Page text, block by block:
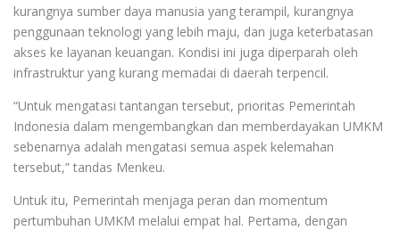
kurangnya sumber daya manusia yang terampil, kurangnya
penggunaan teknologi yang lebih maju, dan juga keterbatasan
akses ke layanan keuangan. Kondisi ini juga diperparah oleh
infrastruktur yang kurang memadai di daerah terpencil.
“Untuk mengatasi tantangan tersebut, prioritas Pemerintah
Indonesia dalam mengembangkan dan memberdayakan UMKM
sebenarnya adalah mengatasi semua aspek kelemahan
tersebut,” tandas Menkeu.
Untuk itu, Pemerintah menjaga peran dan momentum
pertumbuhan UMKM melalui empat hal. Pertama, dengan